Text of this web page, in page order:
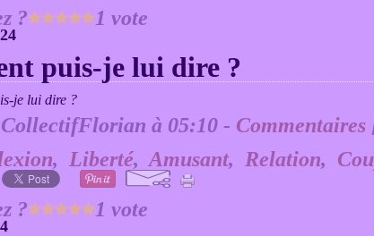
? 1 vote
puis-je lui dire ?
CollectifFlorian à 05:10 - Commentaires
, Liberté, Amusant, Relation,
? 1 vote